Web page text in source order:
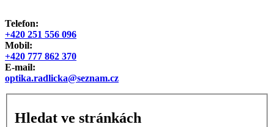
Telefon:
+420 251 556 096
Mobil:
+420 777 862 370
E-mail:
optika.radlicka@seznam.cz
Hledat ve stránkách